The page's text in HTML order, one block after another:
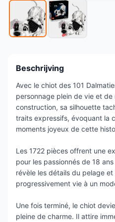
Beschrijving
Avec le chiot des 101
personnage plein de vie et de
construction, sa silhouette
traits expressifs, évoquant la
moments joyeux de cette
Les 1722 pièces offrent une
pour les passionnés de 18
révèle les détails du pelage
progressivement vie à un
Une fois terminé, le chiot
pleine de charme. Il attire